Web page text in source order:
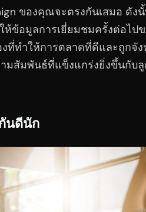
ของคุณจะตรงกันเสมอ ดัง
ข้อมูลการเยี่ยมชมครั้งต่อไป
ที่ทำให้การตลาดที่ดีและถูกจัง
มสัมพันธ์ที่แข็งแกร่งยิ่งขึ้นกับ
นดีนัก